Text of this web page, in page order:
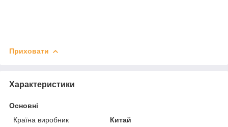
Приховати
Характеристики
Основні
Країна виробник
Китай